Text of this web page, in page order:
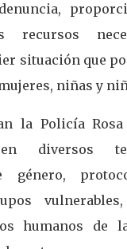
recursos
situación que
niñas y
la Policía
en diversos
género,
humanos de